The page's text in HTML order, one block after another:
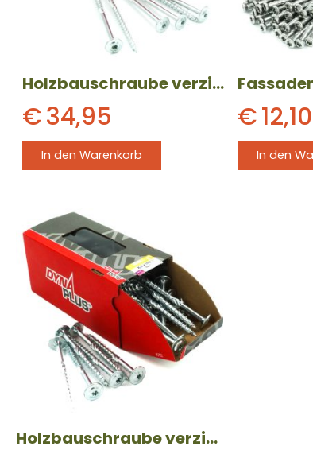
Holzbauschraube verzinkt mit Tellerkopf (8 x 160 mm) 50 Stück
€34,95
In den Warenkorb
€12,10
In den
Holzbauschraube verzinkt mit Tellerkopf (8 x 100 mm) 50 Stück